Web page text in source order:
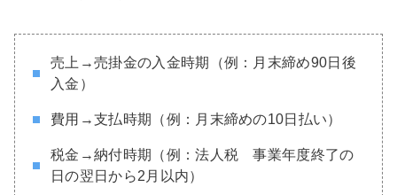
売上→売掛金の入金時期（例：月末締め90日後
入金）
費用→支払時期（例：月末締めの10日払い）
税金→納付時期（例：法人税 事業年度終了の
日の翌日から2月以内）